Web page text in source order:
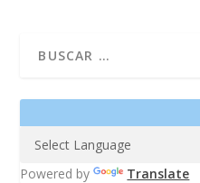
Powered by Translate